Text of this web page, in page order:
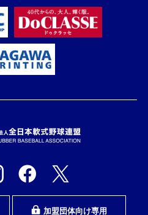
加盟団体向け専用